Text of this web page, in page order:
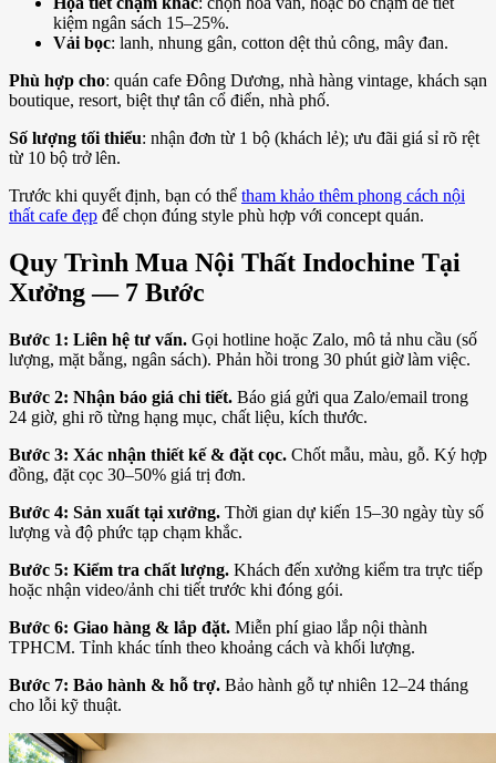
kiệm ngân sách 15–25%.
Vải bọc: lanh, nhung gân, cotton dệt thủ công, mây đan.
Phù hợp cho: quán cafe Đông Dương, nhà hàng vintage, khách sạn
boutique, resort, biệt thự tân cổ điển, nhà phố.
Số lượng tối thiểu: nhận đơn từ 1 bộ (khách lẻ); ưu đãi giá sỉ rõ rệt
từ 10 bộ trở lên.
Trước khi quyết định, bạn có thể tham khảo thêm phong cách nội
thất cafe đẹp để chọn đúng style phù hợp với concept quán.
Quy Trình Mua Nội Thất Indochine Tại
Xưởng — 7 Bước
Bước 1: Liên hệ tư vấn. Gọi hotline hoặc Zalo, mô tả nhu cầu (số
lượng, mặt bằng, ngân sách). Phản hồi trong 30 phút giờ làm việc.
Bước 2: Nhận báo giá chi tiết. Báo giá gửi qua Zalo/email trong
24 giờ, ghi rõ từng hạng mục, chất liệu, kích thước.
Bước 3: Xác nhận thiết kế & đặt cọc. Chốt mẫu, màu, gỗ. Ký hợp
đồng, đặt cọc 30–50% giá trị đơn.
Bước 4: Sản xuất tại xưởng. Thời gian dự kiến 15–30 ngày tùy số
lượng và độ phức tạp chạm khắc.
Bước 5: Kiểm tra chất lượng. Khách đến xưởng kiểm tra trực tiếp
hoặc nhận video/ảnh chi tiết trước khi đóng gói.
Bước 6: Giao hàng & lắp đặt. Miễn phí giao lắp nội thành
TPHCM. Tỉnh khác tính theo khoảng cách và khối lượng.
Bước 7: Bảo hành & hỗ trợ. Bảo hành gỗ tự nhiên 12–24 tháng
cho lỗi kỹ thuật.